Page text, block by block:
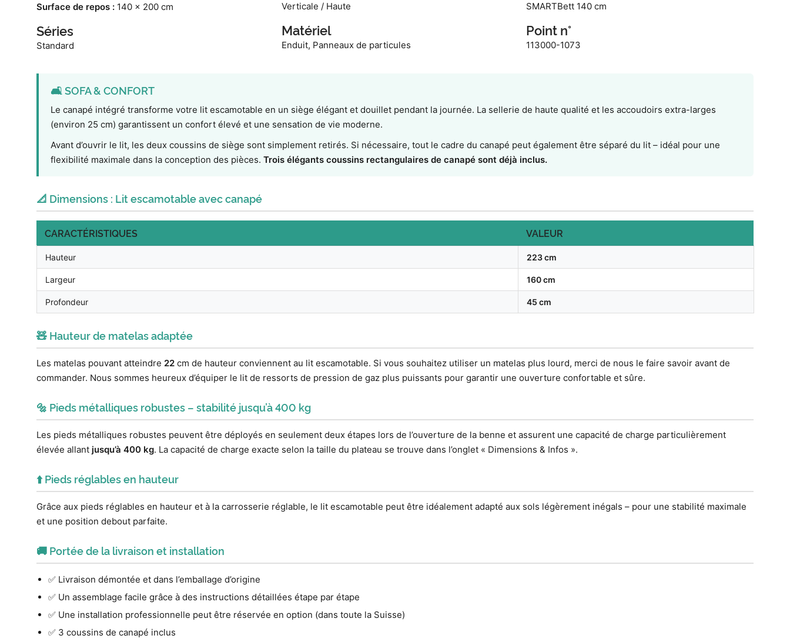
Surface de repos : 140 x 200 cm
Séries
Standard
Verticale / Haute
Matériel
Enduit, Panneaux de particules
SMARTBett 140 cm
Point n°
113000-1073
🛋️ SOFA & CONFORT
Le canapé intégré transforme votre lit escamotable en un siège élégant et douillet pendant la journée. La sellerie de haute qualité et les accoudoirs extra-larges
(environ 25 cm) garantissent un confort élevé et une sensation de vie moderne.
Avant d’ouvrir le lit, les deux coussins de siège sont simplement retirés. Si nécessaire, tout le cadre du canapé peut également être séparé du lit – idéal pour une
flexibilité maximale dans la conception des pièces. Trois élégants coussins rectangulaires de canapé sont déjà inclus.
📐 Dimensions : Lit escamotable avec canapé
CARACTÉRISTIQUES VALEUR
Hauteur 223 cm
Largeur 160 cm
Profondeur 45 cm
🧸 Hauteur de matelas adaptée
Les matelas pouvant atteindre 22 cm de hauteur conviennent au lit escamotable. Si vous souhaitez utiliser un matelas plus lourd, merci de nous le faire savoir avant de
commander. Nous sommes heureux d’équiper le lit de ressorts de pression de gaz plus puissants pour garantir une ouverture confortable et sûre.
🔩 Pieds métalliques robustes – stabilité jusqu’à 400 kg
Les pieds métalliques robustes peuvent être déployés en seulement deux étapes lors de l’ouverture de la benne et assurent une capacité de charge particulièrement
élevée allant jusqu’à 400 kg. La capacité de charge exacte selon la taille du plateau se trouve dans l’onglet « Dimensions & Infos ».
⬆️ Pieds réglables en hauteur
Grâce aux pieds réglables en hauteur et à la carrosserie réglable, le lit escamotable peut être idéalement adapté aux sols légèrement inégals – pour une stabilité maximale
et une position debout parfaite.
🚚 Portée de la livraison et installation
✅ Livraison démontée et dans l’emballage d’origine
✅ Un assemblage facile grâce à des instructions détaillées étape par étape
✅ Une installation professionnelle peut être réservée en option (dans toute la Suisse)
✅ 3 coussins de canapé inclus